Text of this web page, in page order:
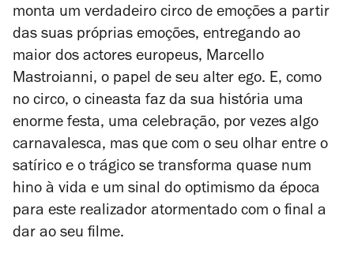
monta um verdadeiro circo de emoções a partir
das suas próprias emoções, entregando ao
maior dos actores europeus, Marcello
Mastroianni, o papel de seu alter ego. E, como
no circo, o cineasta faz da sua história uma
enorme festa, uma celebração, por vezes algo
carnavalesca, mas que com o seu olhar entre o
satírico e o trágico se transforma quase num
hino à vida e um sinal do optimismo da época
para este realizador atormentado com o final a
dar ao seu filme.